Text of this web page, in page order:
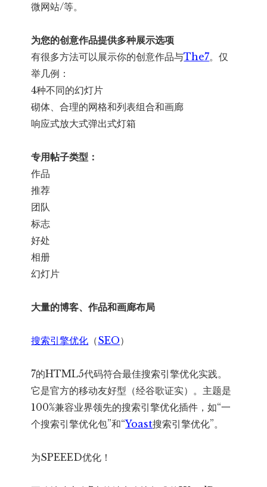
微网站/等。
为您的创意作品提供多种展示选项
有很多方法可以展示你的创意作品与The7。仅
举几例：
4种不同的幻灯片
砌体、合理的网格和列表组合和画廊
响应式放大式弹出式灯箱
专用帖子类型：
作品
推荐
团队
标志
好处
相册
幻灯片
大量的博客、作品和画廊布局
搜索引擎优化 （SEO）
7的HTML5代码符合最佳搜索引擎优化实践。
它是官方的移动友好型（经谷歌证实）。主题是
100%兼容业界领先的搜索引擎优化插件，如“一
个搜索引擎优化包”和“Yoast搜索引擎优化”。
为SPEEED优化！